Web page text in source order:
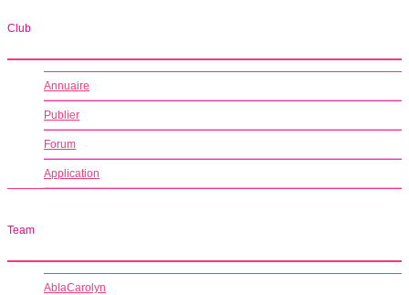
Club
Annuaire
Publier
Forum
Application
Team
AblaCarolyn